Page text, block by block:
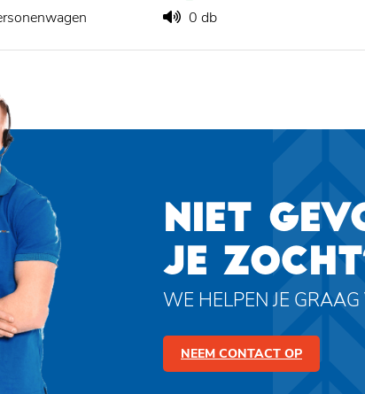
0 db
NIET
JE
WE HELPEN JE GRAAG
NEEM CONTACT OP